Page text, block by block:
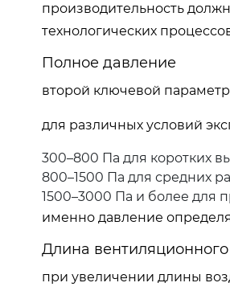
производительность
технологических
Полное давление
второй ключевой
для различных условий
300–800 Па для коротких
800–1500 Па для средних
1500–3000 Па и более для
именно давление
Длина вентиляционного
при увеличении длины